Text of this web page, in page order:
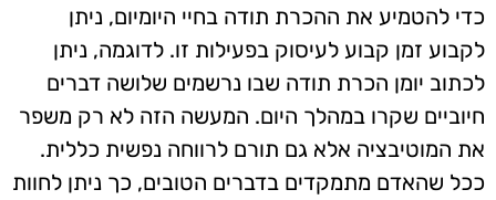
כדי להטמיע את ההכרת תודה בחיי היומיום, ניתן
לקבוע זמן קבוע לעיסוק בפעילות זו. לדוגמה, ניתן
לכתוב יומן הכרת תודה שבו נרשמים שלושה דברים
חיוביים שקרו במהלך היום. המעשה הזה לא רק משפר
את המוטיבציה אלא גם תורם לרווחה נפשית כללית.
ככל שהאדם מתמקדים בדברים הטובים, כך ניתן לחוות